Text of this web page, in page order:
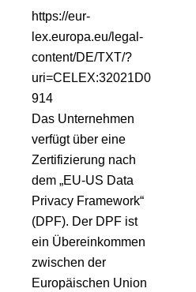
https://eur-
lex.europa.eu/legal-
content/DE/TXT/?
uri=CELEX:32021D0
914
Das Unternehmen
verfügt über eine
Zertifizierung nach
dem „EU-US Data
Privacy Framework“
(DPF). Der DPF ist
ein Übereinkommen
zwischen der
Europäischen Union